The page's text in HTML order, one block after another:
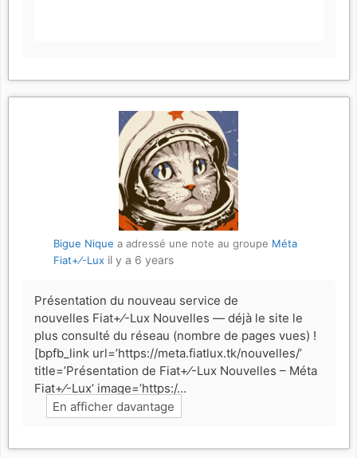
Bigue Nique a adressé une note au groupe Méta
Fiat+⁄-Lux il y a 6 years
Présentation du nouveau service de
nouvelles Fiat+⁄-Lux Nouvelles — déjà le site le
plus consulté du réseau (nombre de pages vues) !
[bpfb_link url=’https://meta.fiatlux.tk/nouvelles/’
title=’Présentation de Fiat+⁄-Lux Nouvelles – Méta
Fiat+⁄-Lux’ image=’https:/…
En afficher davantage